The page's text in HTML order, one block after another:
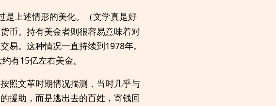
是上述情形的美化。（文学真是好
币。持有美金者则很容易意味着对
易。这种情况一直持续到1978年。
有15亿左右美金。
照文革时期情况揣测，当时几乎与
援助，而是逃出去的百姓，寄钱回